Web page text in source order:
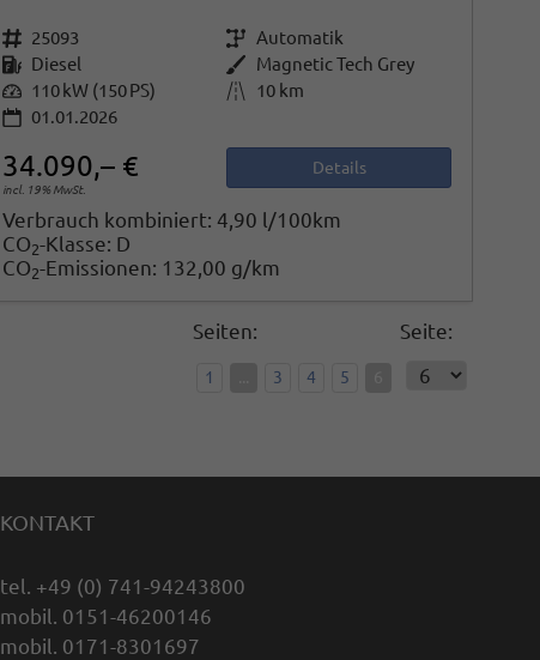
Fahrzeugnr. 25093 GetriebeAutomatik
Kraftstoff Diesel Außenfarbe Magnetic Tech Grey
Leistung 110 kW (150 PS) Kilometerstand 10 km
01.01.2026
34.090,– €
incl. 19% MwSt.
Details
Verbrauch kombiniert: 4,90 l/100km
CO2-Klasse: D
CO2-Emissionen: 132,00 g/km
Seite:
Seiten:
1 3 4 5
KONTAKT
tel. +49 (0) 741-94243800
mobil. 0151-46200146
mobil. 0171-8301697